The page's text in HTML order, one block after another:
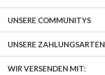
UNSERE COMMUNITYS
UNSERE ZAHLUNGSARTEN
WIR VERSENDEN MIT: